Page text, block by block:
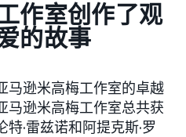
作室创作了观
的故事
马逊米高梅工作室的卓越
马逊米高梅工作室总共获
·雷兹诺和阿提克斯·罗